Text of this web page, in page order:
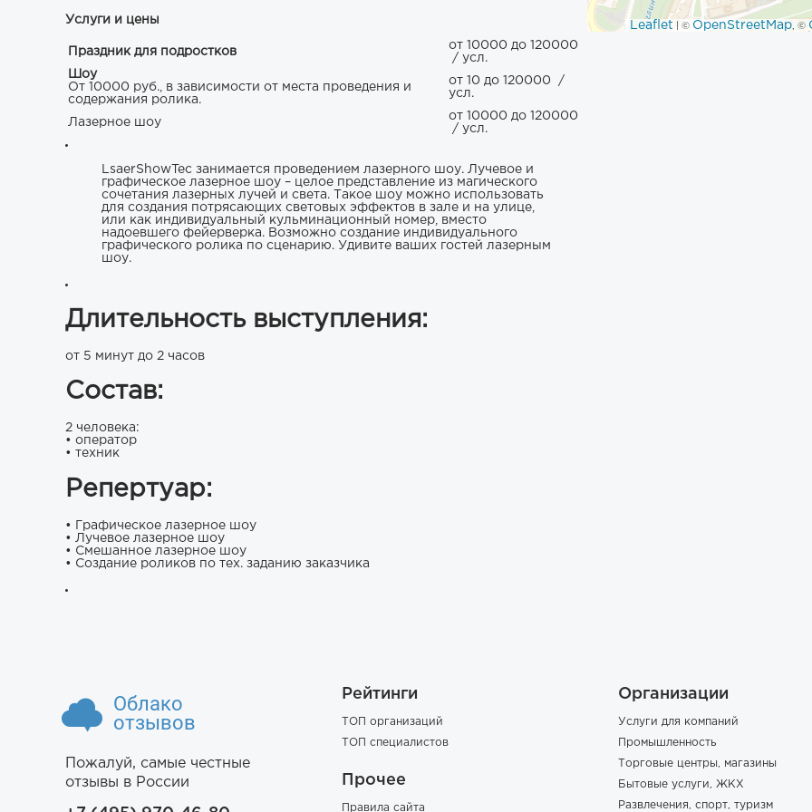
Услуги и цены
Праздник для подростков
от 10000 до 120000
/ усл.
Шоу
От 10000 руб., в зависимости от места проведения и
содержания ролика.
от 10 до 120000
/
усл.
Лазерное шоу
от 10000 до 120000
/ усл.
LsaerShowTec занимается проведением лазерного шоу. Лучевое и
графическое лазерное шоу – целое представление из магического
сочетания лазерных лучей и света. Такое шоу можно использовать
для создания потрясающих световых эффектов в зале и на улице,
или как индивидуальный кульминационный номер, вместо
надоевшего фейерверка. Возможно создание индивидуального
графического ролика по сценарию. Удивите ваших гостей лазерным
шоу.
Длительность выступления:
от 5 минут до 2 часов
Состав:
2 человека:
• оператор
• техник
Репертуар:
• Графическое лазерное шоу
• Лучевое лазерное шоу
• Смешанное лазерное шоу
• Создание роликов по тех. заданию заказчика
Leaflet | © OpenStreetMap, ©
Облако
отзывов
Пожалуй, самые честные
отзывы в России
Рейтинги
ТОП организаций
ТОП специалистов
Прочее
Правила сайта
Организации
Услуги для компаний
Промышленность
Торговые центры, магазины
Бытовые услуги, ЖКХ
Развлечения, спорт, туризм